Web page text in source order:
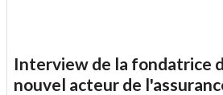
Interview de la fondatrice
nouvel acteur de